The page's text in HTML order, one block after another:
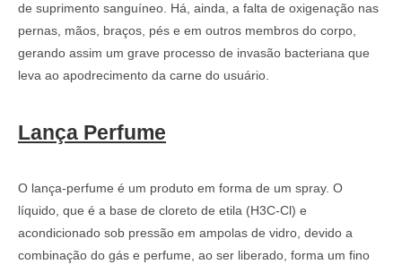
de suprimento sanguíneo. Há, ainda, a falta de oxigenação nas
pernas, mãos, braços, pés e em outros membros do corpo,
gerando assim um grave processo de invasão bacteriana que
leva ao apodrecimento da carne do usuário.
Lança Perfume
O lança-perfume é um produto em forma de um spray. O
líquido, que é a base de cloreto de etila (H3C-Cl) e
acondicionado sob pressão em ampolas de vidro, devido a
combinação do gás e perfume, ao ser liberado, forma um fino